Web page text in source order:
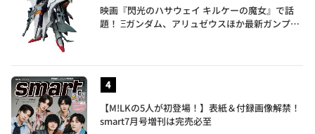
映画『閃光のハサウェイ キルケーの魔女』で話
題！ Ξガンダム、アリュゼウスほか最新ガンプラ
【M!LKの5人が初登場！】表紙＆付録画像解禁！
smart7月号増刊は完売必至